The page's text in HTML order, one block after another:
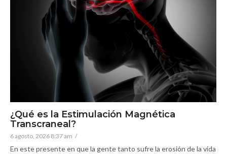
¿Qué es la Estimulación Magnética
Transcraneal?
6 agosto, 2026 8:37 am /
En este presente en que la gente tanto sufre la erosión de la vida